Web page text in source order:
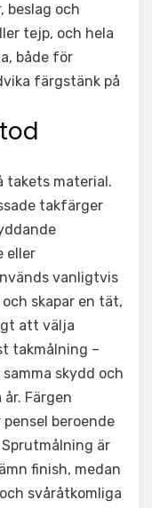
beslag och
tejp, och hela
både för
färgstänk på
takets material.
takfärger
eller
vanligtvis
skapar en tät,
att välja
takmålning –
skydd och
Färgen
beroende
är
finish, medan
svåråtkomliga